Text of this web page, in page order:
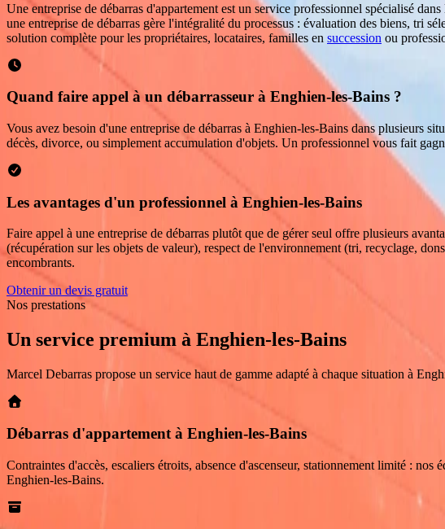
Une entreprise de débarras d'appartement est un service professionnel spécialisé
une entreprise de débarras gère l'intégralité du processus : évaluation des biens, tri
solution complète pour les propriétaires, locataires, familles en succession ou
Quand faire appel à un débarrasseur à Enghien-les-Bains ?
Vous avez besoin d'une entreprise de débarras à Enghien-les-Bains dans plusieurs
décès, divorce, ou simplement accumulation d'objets. Un professionnel vous fait
Les avantages d'un professionnel à Enghien-les-Bains
Faire appel à une entreprise de débarras plutôt que de gérer seul offre plusieurs
(récupération sur les objets de valeur), respect de l'environnement (tri, recyclage,
encombrants.
Obtenir un devis gratuit
Nos prestations
Un service premium à Enghien-les-Bains
Marcel Debarras propose un service haut de gamme adapté à chaque situation à
Débarras d'appartement à Enghien-les-Bains
Contraintes d'accès, escaliers étroits, absence d'ascenseur, stationnement limité :
Enghien-les-Bains.